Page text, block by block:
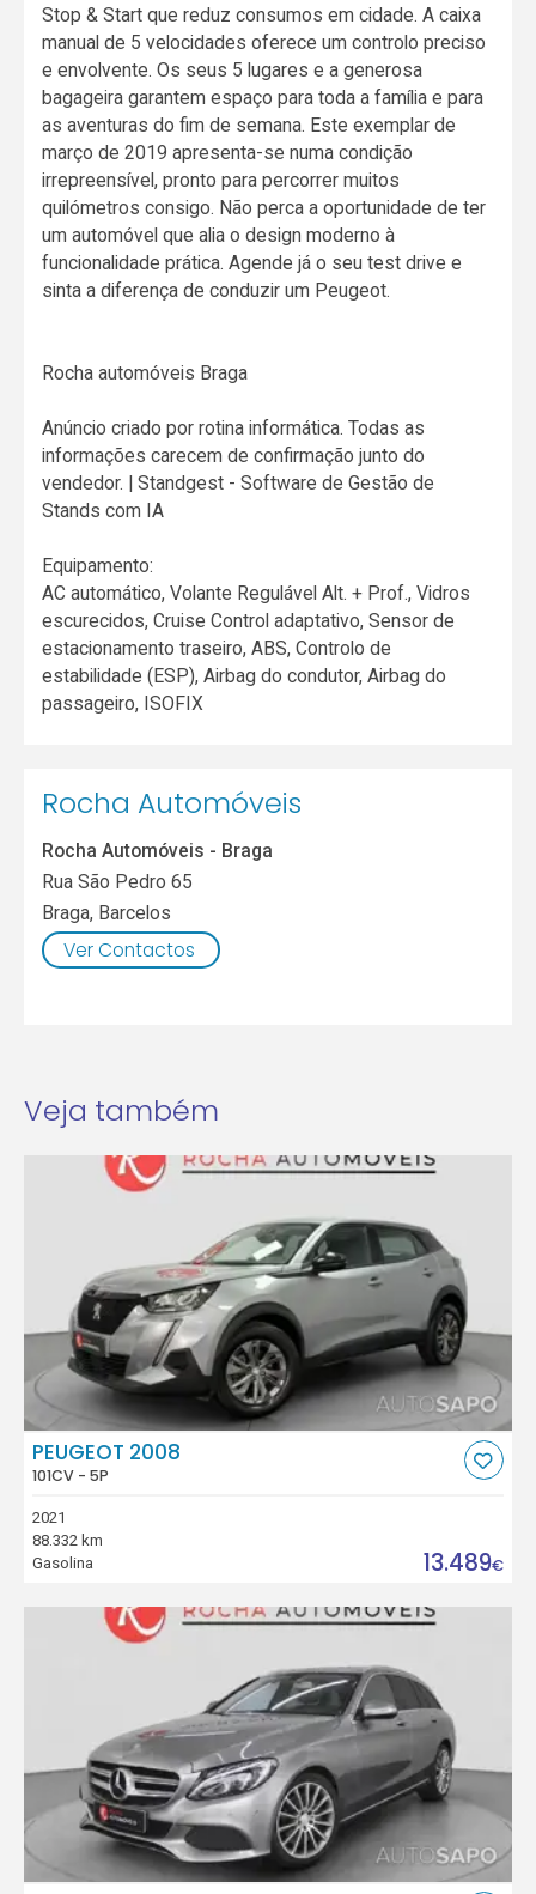
Stop & Start que reduz consumos em cidade. A caixa
manual de 5 velocidades oferece um controlo preciso
e envolvente. Os seus 5 lugares e a generosa
bagageira garantem espaço para toda a família e para
as aventuras do fim de semana. Este exemplar de
março de 2019 apresenta-se numa condição
irrepreensível, pronto para percorrer muitos
quilómetros consigo. Não perca a oportunidade de ter
um automóvel que alia o design moderno à
funcionalidade prática. Agende já o seu test drive e
sinta a diferença de conduzir um Peugeot.
Rocha automóveis Braga
Anúncio criado por rotina informática. Todas as
informações carecem de confirmação junto do
vendedor. | Standgest - Software de Gestão de
Stands com IA
Equipamento:
AC automático, Volante Regulável Alt. + Prof., Vidros
escurecidos, Cruise Control adaptativo, Sensor de
estacionamento traseiro, ABS, Controlo de
estabilidade (ESP), Airbag do condutor, Airbag do
passageiro, ISOFIX
Rocha Automóveis
Rocha Automóveis - Braga
Rua São Pedro 65
Braga, Barcelos
Ver Contactos
Veja também
PEUGEOT 2008
101CV - 5P
2021
88.332 km
Gasolina
13.489€